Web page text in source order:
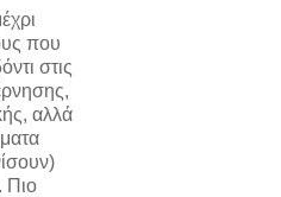
που
στις
αλλά
Πιο